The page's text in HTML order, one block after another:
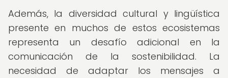
Además, la diversidad cultural y lingüística
presente en muchos de estos ecosistemas
representa un desafío adicional en la
comunicación de la sostenibilidad. La
necesidad de adaptar los mensajes a